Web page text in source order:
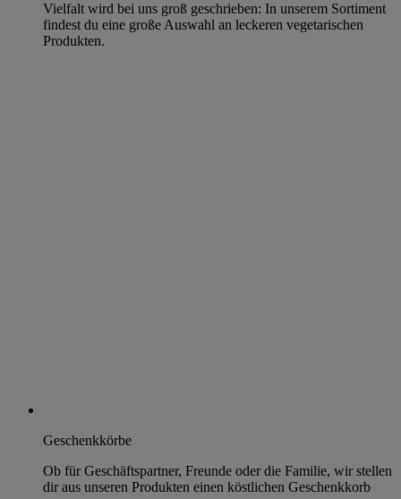
Vielfalt wird bei uns groß geschrieben: In unserem Sortiment
findest du eine große Auswahl an leckeren vegetarischen
Produkten.
Geschenkkörbe
Ob für Geschäftspartner, Freunde oder die Familie, wir stellen
dir aus unseren Produkten einen köstlichen Geschenkkorb